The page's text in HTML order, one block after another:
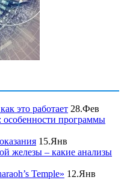
это работает 28.Фев
особенности программы
15.Янв
железы – какие анализы
Temple» 12.Янв